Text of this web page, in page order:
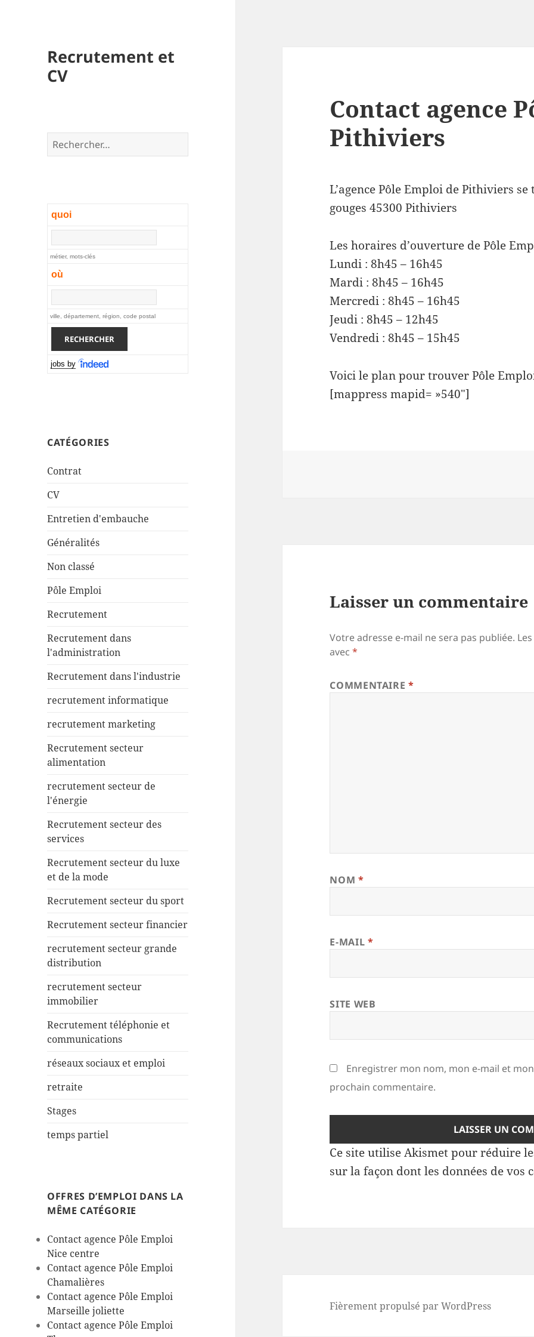
Recrutement et
CV
Rechercher :
quoi
métier, mots-clés
où
ville, département, région, code postal
jobs by
CATÉGORIES
Contrat
CV
Entretien d'embauche
Généralités
Non classé
Pôle Emploi
Recrutement
Recrutement dans
l'administration
Recrutement dans l'industrie
recrutement informatique
recrutement marketing
Recrutement secteur
alimentation
recrutement secteur de
l'énergie
Recrutement secteur des
services
Recrutement secteur du luxe
et de la mode
Recrutement secteur du sport
Recrutement secteur financier
recrutement secteur grande
distribution
recrutement secteur
immobilier
Recrutement téléphonie et
communications
réseaux sociaux et emploi
retraite
Stages
temps partiel
OFFRES D’EMPLOI DANS LA
MÊME CATÉGORIE
Contact agence Pôle Emploi
Nice centre
Contact agence Pôle Emploi
Chamalières
Contact agence Pôle Emploi
Marseille joliette
Contact agence Pôle Emploi
Contact agence
Pithiviers
L’agence Pôle Emploi de Pithiviers
gouges 45300 Pithiviers
Les horaires d’ouverture de Pôle
Lundi : 8h45 – 16h45
Mardi : 8h45 – 16h45
Mercredi : 8h45 – 16h45
Jeudi : 8h45 – 12h45
Vendredi : 8h45 – 15h45
Voici le plan pour trouver Pôle
[mappress mapid= »540″]
Laisser un commentaire
Votre adresse e-mail ne sera pas publiée.
avec*
COMMENTAIRE*
NOM *
E-MAIL *
SITE WEB
Enregistrer mon nom, mon e-mail et
prochain commentaire.
Ce site utilise Akismet pour réduire
sur la façon dont les données de vos
Fièrement propulsé par WordPress